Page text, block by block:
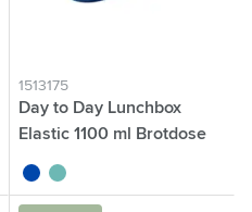
1513175
Day to Day Lunchbox
Elastic 1100 ml Brotdose
bleu cobalt
vert